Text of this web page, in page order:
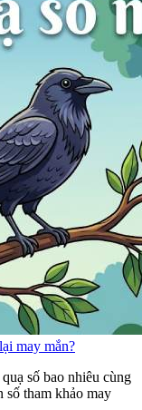
may mắn?
số bao nhiêu cùng
số tham khảo may